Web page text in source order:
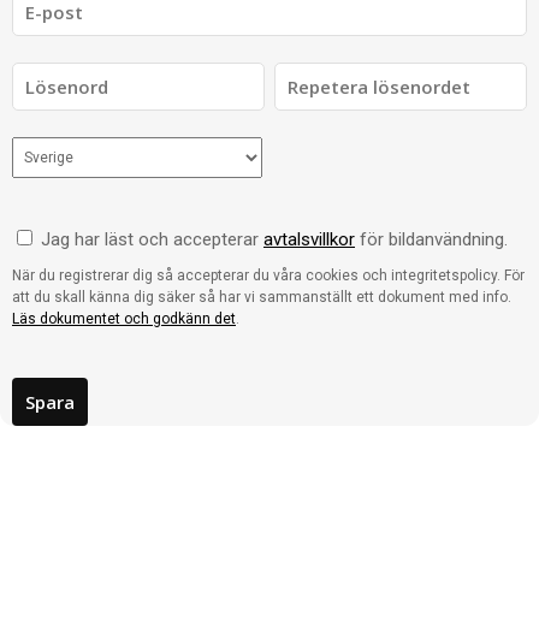
Jag har läst och accepterar avtalsvillkor för bildanvändning.
När du registrerar dig så accepterar du våra cookies och integritetspolicy. För
att du skall känna dig säker så har vi sammanställt ett dokument med info.
Läs dokumentet och godkänn det